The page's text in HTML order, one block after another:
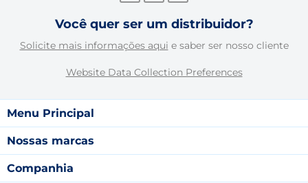
Você quer ser um distribuidor?
Solicite mais informações aqui e saber ser nosso cliente
Website Data Collection Preferences
Menu Principal
Nossas marcas
Companhia